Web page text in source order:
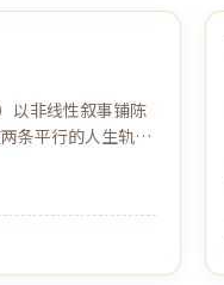
以非线性叙事铺陈
条平行的人生轨迹
99:24